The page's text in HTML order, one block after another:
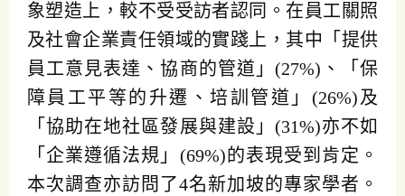
象塑造上，較不受受訪者認同。在員工關照
及社會企業責任領域的實踐上，其中「提供
員工意見表達、協商的管道」(27%)、「保
障員工平等的升遷、培訓管道」(26%)及
「協助在地社區發展與建設」(31%)亦不如
「企業遵循法規」(69%)的表現受到肯定。
本次調查亦訪問了4名新加坡的專家學者。